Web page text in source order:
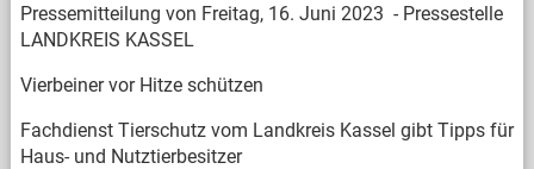
Pressemitteilung von Freitag, 16. Juni 2023 - Pressestelle
LANDKREIS KASSEL
Vierbeiner vor Hitze schützen
Fachdienst Tierschutz vom Landkreis Kassel gibt Tipps für
Haus- und Nutztierbesitzer